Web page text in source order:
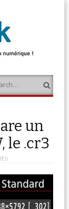
un
le .cr3